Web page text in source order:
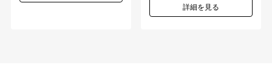
詳細を見る